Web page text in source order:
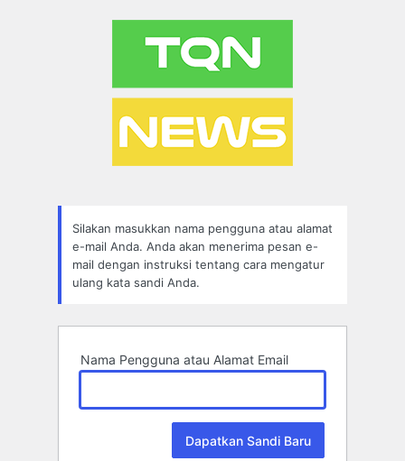
Silakan masukkan nama pengguna atau alamat
e-mail Anda. Anda akan menerima pesan e-
mail dengan instruksi tentang cara mengatur
ulang kata sandi Anda.
Nama Pengguna atau Alamat Email